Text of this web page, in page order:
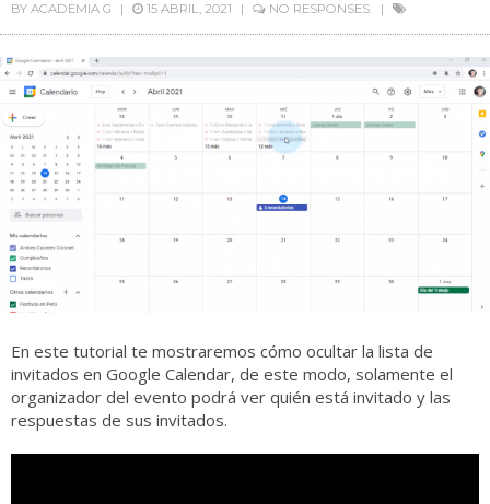
BY ACADEMIA G 15 ABRIL, 2021 NO RESPONSES.
En este tutorial te mostraremos cómo ocultar la lista de
invitados en Google Calendar, de este modo, solamente el
organizador del evento podrá ver quién está invitado y las
respuestas de sus invitados.